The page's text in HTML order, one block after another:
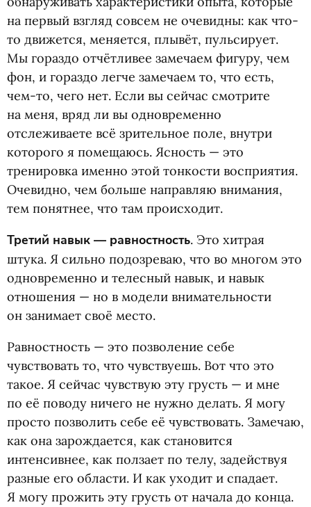
на первый взгляд совсем не очевидны: как что-
то движется, меняется, плывёт, пульсирует.
Мы гораздо отчётливее замечаем фигуру, чем
фон, и гораздо легче замечаем то, что есть,
чем-то, чего нет. Если вы сейчас смотрите
на меня, вряд ли вы одновременно
отслеживаете всё зрительное поле, внутри
которого я помещаюсь. Ясность — это
тренировка именно этой тонкости восприятия.
Очевидно, чем больше направляю внимания,
тем понятнее, что там происходит.
Третий навык — равностность. Это хитрая
штука. Я сильно подозреваю, что во многом это
одновременно и телесный навык, и навык
отношения — но в модели внимательности
он занимает своё место.
Равностность — это позволение себе
чувствовать то, что чувствуешь. Вот что это
такое. Я сейчас чувствую эту грусть — и мне
по её поводу ничего не нужно делать. Я могу
просто позволить себе её чувствовать. Замечаю,
как она зарождается, как становится
интенсивнее, как ползает по телу, задействуя
разные его области. И как уходит и спадает.
Я могу прожить эту грусть от начала до конца.